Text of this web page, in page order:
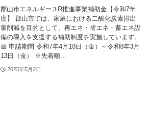
郡山市エネルギー３R推進事業補助金【令和7年
度】 郡山市では、家庭における二酸化炭素排出
量削減を目的として、再エネ・省エネ・蓄エネ設
備の導入を支援する補助制度を実施しています。
📅 申請期間 令和7年4月18日（金）～令和8年3月
13日（金） ※先着順...
2025年5月2日